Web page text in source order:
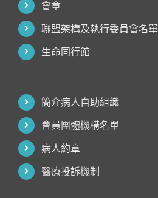
會章
聯盟架構及執行委員會名單
生命同行館
簡介病人自助組織
會員團體機構名單
病人約章
醫療投訴機制